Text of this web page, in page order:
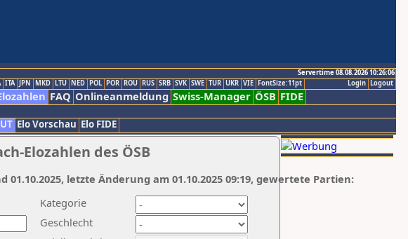
Servertime 08.08.2026 10:26:06
Logout
Login
ITA JPN MKD LTU NED POL POR ROU RUS SRB SVK SWE TUR UKR VIE FontSize:11pt
FAQ Onlineanmeldung Swiss-Manager ÖSB FIDE
Elo Vorschau Elo FIDE
Elozahlen des ÖSB
Kategorie
Geschlecht
01.10.2025, letzte Änderung am 01.10.2025 09:19, gewertete Partien: